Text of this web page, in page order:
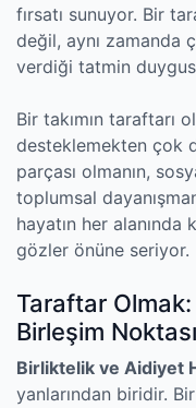
fırsatı sunuyor. Bir
değil, aynı zamanda
verdiği tatmin
Bir takımın taraftarı
desteklemekten çok
parçası olmanın,
toplumsal
hayatın her alanında
gözler önüne seriyor.
Taraftar
Birleşim Noktası
Birliktelik ve Aidiyet
yanlarından biridir.